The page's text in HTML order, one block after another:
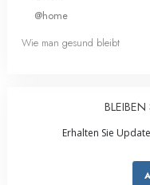
@home
Wie man gesund bleibt
Erhalten Sie